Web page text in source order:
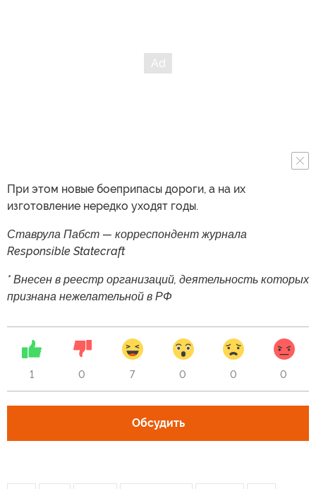
При этом новые боеприпасы дороги, а на их
изготовление нередко уходят годы.
Ставрула Пабст — корреспондент журнала
Responsible Statecraft
* Внесен в реестр организаций, деятельность которых
признана нежелательной в РФ
1 0 7 0 0 0
Обсудить